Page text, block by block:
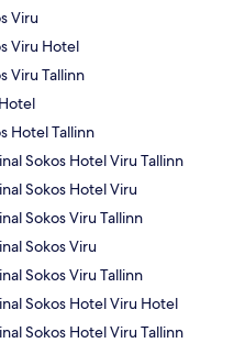
Viru
Viru Hotel
Viru Tallinn
Hotel Tallinn
Sokos Hotel Viru Tallinn
Sokos Hotel Viru
Sokos Viru Tallinn
Sokos Viru
Sokos Viru Tallinn
Sokos Hotel Viru Hotel
Sokos Hotel Viru Tallinn